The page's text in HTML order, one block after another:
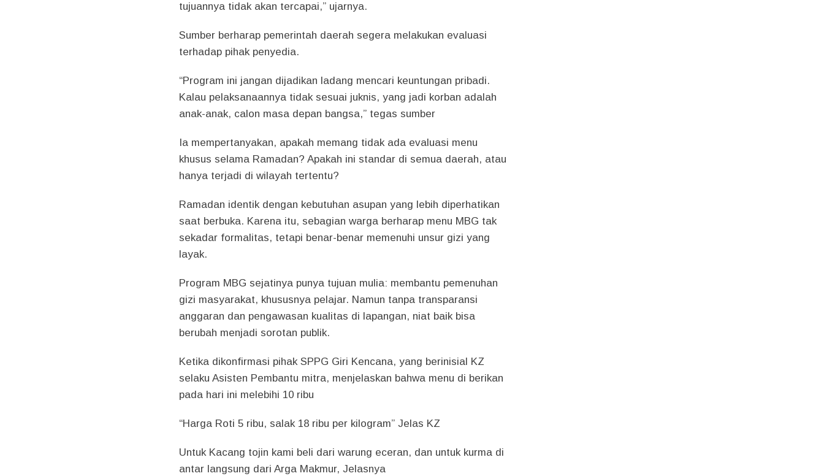
tujuannya tidak akan tercapai,” ujarnya.
Sumber berharap pemerintah daerah segera melakukan evaluasi
terhadap pihak penyedia.
“Program ini jangan dijadikan ladang mencari keuntungan pribadi.
Kalau pelaksanaannya tidak sesuai juknis, yang jadi korban adalah
anak-anak, calon masa depan bangsa,” tegas sumber
Ia mempertanyakan, apakah memang tidak ada evaluasi menu
khusus selama Ramadan? Apakah ini standar di semua daerah, atau
hanya terjadi di wilayah tertentu?
Ramadan identik dengan kebutuhan asupan yang lebih diperhatikan
saat berbuka. Karena itu, sebagian warga berharap menu MBG tak
sekadar formalitas, tetapi benar-benar memenuhi unsur gizi yang
layak.
Program MBG sejatinya punya tujuan mulia: membantu pemenuhan
gizi masyarakat, khususnya pelajar. Namun tanpa transparansi
anggaran dan pengawasan kualitas di lapangan, niat baik bisa
berubah menjadi sorotan publik.
Ketika dikonfirmasi pihak SPPG Giri Kencana, yang berinisial KZ
selaku Asisten Pembantu mitra, menjelaskan bahwa menu di berikan
pada hari ini melebihi 10 ribu
“Harga Roti 5 ribu, salak 18 ribu per kilogram” Jelas KZ
Untuk Kacang tojin kami beli dari warung eceran, dan untuk kurma di
antar langsung dari Arga Makmur, Jelasnya